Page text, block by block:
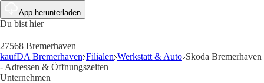
App herunterladen
Du bist hier
27568 Bremerhaven
kaufDA Bremerhaven Filialen Werkstatt & Auto Skoda Bremerhaven
- Adressen & Öffnungszeiten
Unternehmen